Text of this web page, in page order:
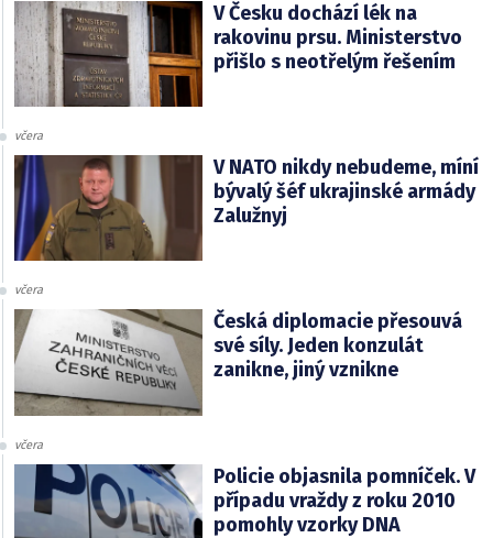
V Česku dochází lék na
rakovinu prsu. Ministerstvo
přišlo s neotřelým řešením
včera
V NATO nikdy nebudeme, míní
bývalý šéf ukrajinské armády
Zalužnyj
včera
Česká diplomacie přesouvá
své síly. Jeden konzulát
zanikne, jiný vznikne
včera
Policie objasnila pomníček. V
případu vraždy z roku 2010
pomohly vzorky DNA